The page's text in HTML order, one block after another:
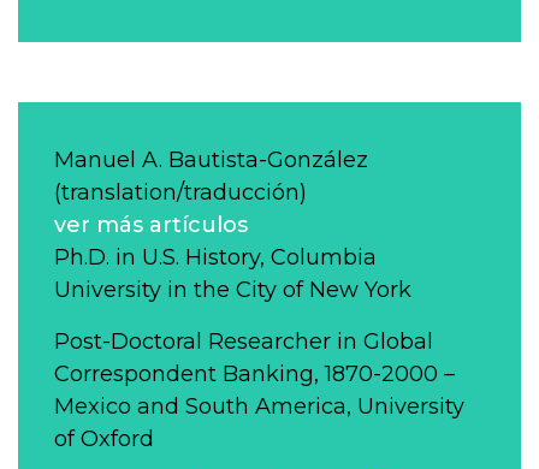
Manuel A. Bautista-González
(translation/traducción)
ver más artículos
Ph.D. in U.S. History, Columbia
University in the City of New York
Post-Doctoral Researcher in Global
Correspondent Banking, 1870-2000 –
Mexico and South America, University
of Oxford